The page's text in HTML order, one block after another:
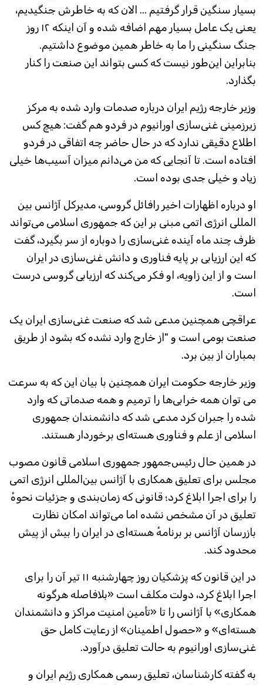
بسیار سنگین قرار گرفتیم ... الان که به خاطرش جنگیدیم،
یعنی یک عامل بسیار مهم اضافه شده و آن اینکه ۱۲ روز
جنگ سنگینی را ما به خاطر همین موضوع داشتیم.
بنابراین این‌طور نیست که کسی بتواند این صنعت را کنار
بگذارد.
وزیر خارجه رژیم ایران درباره صدمات وارد شده به مرکز
زیرزمینی غنی‌سازی اورانیوم در فردو هم گفت: هیچ کس
اطلاع دقیقی ندارد که در حال حاضر چه اتفاقی در فردو
افتاده است. تا آنجایی که من می‌دانم میزان آسیب‌ها خیلی
زیاد و خیلی جدی بوده است.
او درباره اظهارات اخیر رافائل گروسی، مدیرکل آژانس بین
المللی انرژی اتمی مبنی بر این که جمهوری اسلامی می‌تواند
ظرف چند ماه آینده غنی‌سازی را دوباره از سر بگیرد، گفت
که این ارزیابی بر پایه فناوری و دانش غنی‌سازی در ایران
است و از این زاویه، او فکر می‌کند که ارزیابی گروسی درست
است.
عراقچی همچنین مدعی شد که صنعت غنی‌سازی ایران یک
صنعت بومی است و "از خارج وارد نشده که بشود از طریق
بمباران از بین برد.
وزیر خارجه حکومت ایران همچنین با بیان این که به سرعت
می توان همه خرابی‌ها را ترمیم و همه صدماتی که وارد
شده را جبران کرد مدعی شد که دانشمندان جمهوری
اسلامی از علم و فناوری هسته‌ای برخوردار هستند.
در همین حال رئیس‌جمهور جمهوری اسلامی قانون مصوب
مجلس برای تعلیق همکاری با آژانس بین‌المللی انرژی اتمی
را برای اجرا ابلاغ کرد؛ قانونی که زمان‌بندی و جزئیات نحوهٔ
تعلیق در آن مشخص نشده اما می‌تواند امکان نظارت
بازرسان آژانس بر برنامهٔ هسته‌ای در ایران را بیش از پیش
محدود کند.
در این قانون که پزشکیان روز چهارشنبه ۱۱ تیر آن را برای
اجرا ابلاغ کرد، دولت مکلف است «بلافاصله هرگونه
همکاری» با آژانس را تا «تأمین امنیت مراکز و دانشمندان
هسته‌ای» و «حصول اطمینان» از رعایت کامل حق
غنی‌سازی اورانیوم به حالت تعلیق درآورد.
به گفته کارشناسان، تعلیق رسمی همکاری رژیم ایران و